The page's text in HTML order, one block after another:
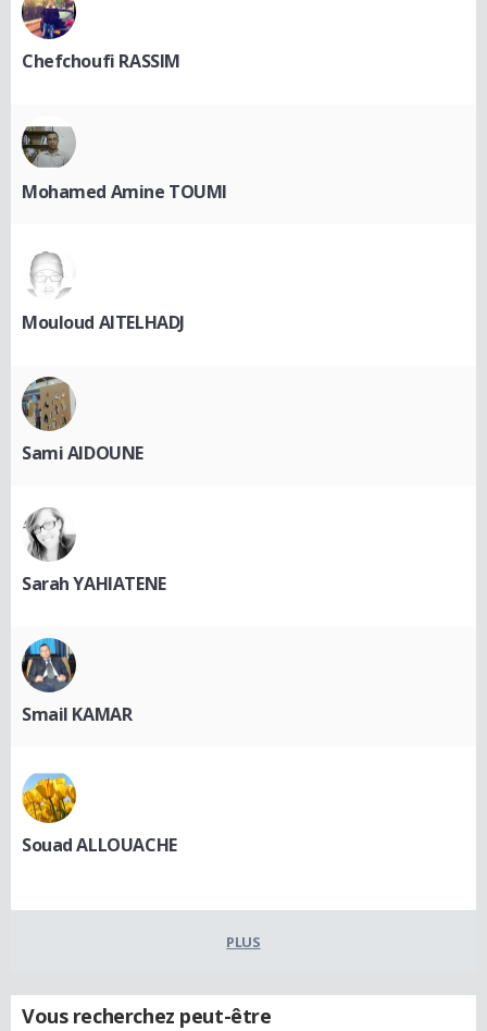
Chefchoufi RASSIM
Mohamed Amine TOUMI
Mouloud AITELHADJ
Sami AIDOUNE
Sarah YAHIATENE
Smail KAMAR
Souad ALLOUACHE
PLUS
Vous recherchez peut-être